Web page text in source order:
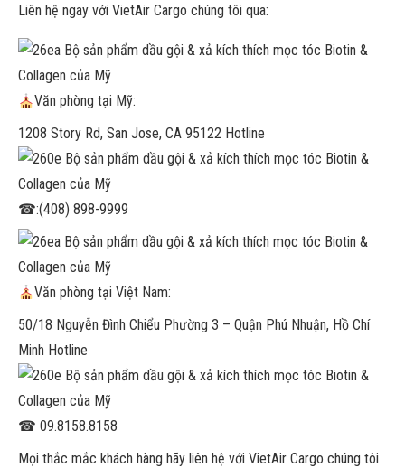
Liên hệ ngay với VietAir Cargo chúng tôi qua:
Văn phòng tại Mỹ:
1208 Story Rd, San Jose, CA 95122 Hotline
☎:(408) 898-9999
Văn phòng tại Việt Nam:
50/18 Nguyễn Đình Chiểu Phường 3 – Quận Phú Nhuận, Hồ Chí
Minh Hotline
☎ 09.8158.8158
Mọi thắc mắc khách hàng hãy liên hệ với VietAir Cargo chúng tôi